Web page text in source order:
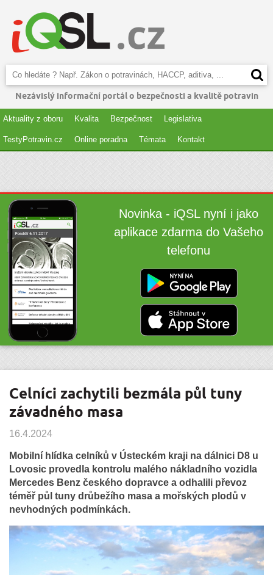
Nezávislý informační portál o bezpečnosti a kvalitě potravin
Aktuality z oboru Kvalita Bezpečnost Legislativa
TestyPotravin.cz Online poradna Témata Kontakt
Novinka - iQSL nyní i jako
aplikace zdarma do Vašeho
telefonu
Celníci zachytili bezmála půl tuny
závadného masa
16.4.2024
Mobilní hlídka celníků v Ústeckém kraji na dálnici D8 u
Lovosic provedla kontrolu malého nákladního vozidla
Mercedes Benz českého dopravce a odhalili převoz
téměř půl tuny drůbežího masa a mořských plodů v
nevhodných podmínkách.